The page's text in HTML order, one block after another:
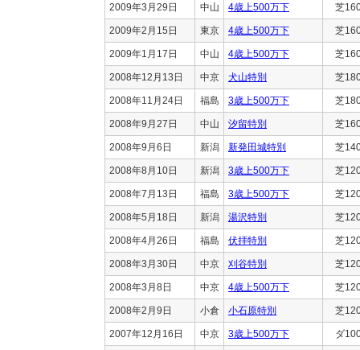
2009年3月29日 中山 4歳上500万下 芝
2009年2月15日 東京 4歳上500万下 芝
2009年1月17日 中山 4歳上500万下 芝
2008年12月13日 中京 犬山特別 芝
2008年11月24日 福島 3歳上500万下 芝
2008年9月27日 中山 汐留特別 芝
2008年9月6日 新潟 新発田城特別 芝
2008年8月10日 新潟 3歳上500万下 芝
2008年7月13日 福島 3歳上500万下 芝
2008年5月18日 新潟 湯沢特別 芝
2008年4月26日 福島 伏拝特別 芝
2008年3月30日 中京 刈谷特別 芝
2008年3月8日 中京 4歳上500万下 芝
2008年2月9日 小倉 小石原特別 芝
2007年12月16日 中京 3歳上500万下 ダ